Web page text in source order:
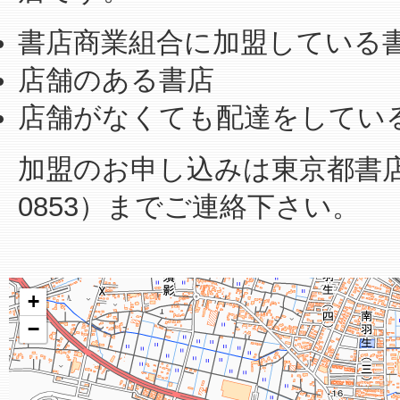
書店商業組合に加盟している
店舗のある書店
店舗がなくても配達をしてい
加盟のお申し込みは東京都書
0853）までご連絡下さい。
+
−